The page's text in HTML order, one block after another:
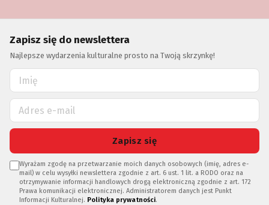
Zapisz się do newslettera
Najlepsze wydarzenia kulturalne prosto na Twoją skrzynkę!
Zapisz się
Wyrażam zgodę na przetwarzanie moich danych osobowych (imię, adres e-
mail) w celu wysyłki newslettera zgodnie z art. 6 ust. 1 lit. a RODO oraz na
otrzymywanie informacji handlowych drogą elektroniczną zgodnie z art. 172
Prawa komunikacji elektronicznej. Administratorem danych jest Punkt
Informacji Kulturalnej. Polityka prywatności.